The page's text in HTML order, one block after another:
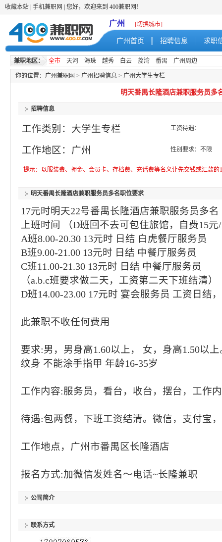
收藏本站 手机兼职网 | 您好，欢迎来到 400兼职网！
广州 [切换城市]
广州首页 招聘信息 求职
兼职地区： 全市 天河 海珠 越秀 白云 荔湾 番禺 广州周边
你的位置： 广州兼职网 > 广州招聘信息 > 广州大学生专栏
明天番禺长隆酒店兼职服务员多
招聘信息
工作类别：大学生专栏 工资待遇：
工作地区：广州 性别要求：不限
提示：以服装费、押金、会员卡、存档费、充话费等名义让先交钱或汇款的
明天番禺长隆酒店兼职服务员多名职位要求
17元时明天22号番禺长隆酒店兼职服务员多名
上班时间 （D班回不去可包住旅馆，自费15元
A班8.00-20.30 13元时 日结 白虎餐厅服务员
B班9.00-21.00 13元时 日结 中餐厅服务员
C班11.00-21.30 13元时 日结 中餐厅服务员
（a.b.c班要求做二天，工资第二天下班结清）
D班14.00-23.00 17元时 宴会服务员 工资日结
此兼职不收任何费用
要求:男，男身高1.60以上， 女，身高1.50以
纹身 不能涂手指甲 年龄16-35岁
工作内容:服务员，看台，收台，摆台，工作
待遇:包两餐，下班工资结清。微信，支付宝
工作地点，广州市番禺区长隆酒店
报名方式:加微信发姓名～电话~长隆兼职
公司简介
联系方式